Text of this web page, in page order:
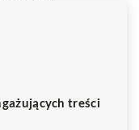
treści